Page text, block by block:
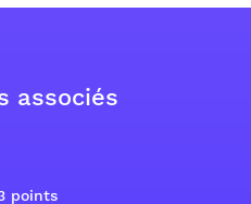
associés
points